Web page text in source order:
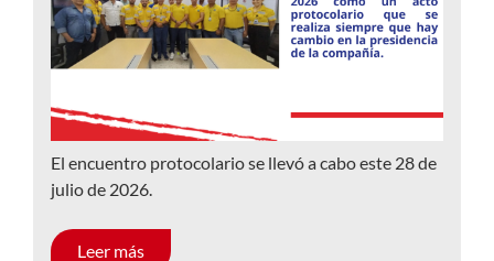
El encuentro protocolario se llevó a cabo este 28 de
julio de 2026.
Leer más